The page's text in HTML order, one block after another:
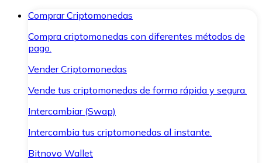
Comprar Criptomonedas
Compra criptomonedas con diferentes métodos de
pago.
Vender Criptomonedas
Vende tus criptomonedas de forma rápida y segura.
Intercambiar (Swap)
Intercambia tus criptomonedas al instante.
Bitnovo Wallet